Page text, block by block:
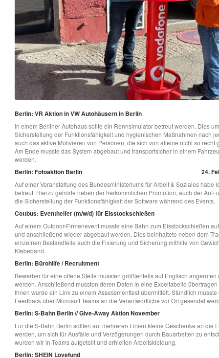
Berlin: VR Aktion in VW Autohäusern in Berlin
In einem Berliner Autohaus sollte ein Rennsimulator betreut werden. Dies
Sicherstellung der Funktionsfähigkeit und hygienischen Maßnahmen nach
auch das aktive Motivieren von Personen, die sich von alleine nicht so recht
Am Ende musste das System abgebaut und transportsicher in einem
werden.
Berlin: Fotoaktion Berlin 24.
Auf einer Veranstaltung des Bundesministeriums für Arbeit & Soziales habe
betreut. Hierzu gehörte neben der herkömmlichen Promotion, auch der Auf-
die Sicherstellung der Funktionsfähigkeit der Software während des Events.
Cottbus: Eventhelfer (m/w/d) für Eisstockschießen
Auf einem Outdoor-Firmenevent musste eine Bahn zum Eisstockschießen
und anschließend wieder abgebaut werden. Dies beinhaltete neben dem
einzelnen Bestandteile auch die Fixierung und Sicherung mithilfe von
Klebeband.
Berlin: Bürohilfe / Recruitment
Bewerber für eine offene Stelle mussten größtenteils auf Englisch angerufen
werden. Anschließend mussten deren Daten in eine Exceltabelle
Ihnen wurde ein Link zu einem Assessmenttest übermittelt. Stündlich
Feedback über Microsoft Teams an die Verantwortliche vor Ort gesendet
Berlin: S-Bahn Berlin // Give-Away Aktion November
Für die S-Bahn Berlin sollten auf mehreren Linien kleine Geschenke an die
werden, um sich für Ausfälle und Verzögerungen durch Bauarbeiten zu
wurden wir in Teams aufgeteilt und erhielten Arbeitskleidung.
Berlin: SHEIN Lovefund